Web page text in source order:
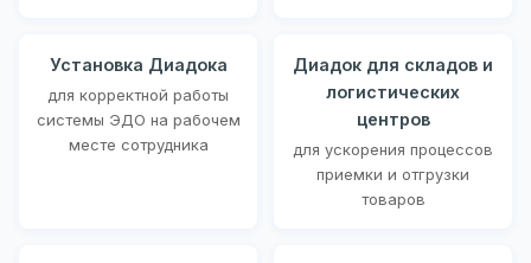
Установка Диадока
для корректной работы
системы ЭДО на рабочем
месте сотрудника
Диадок для складов и
логистических
центров
для ускорения процессов
приемки и отгрузки
товаров